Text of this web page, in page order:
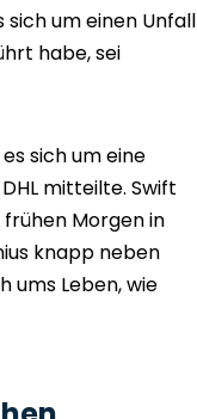
sich um einen Unfall
habe, sei
sich um eine
mitteilte. Swift
Morgen in
knapp neben
ums Leben, wie